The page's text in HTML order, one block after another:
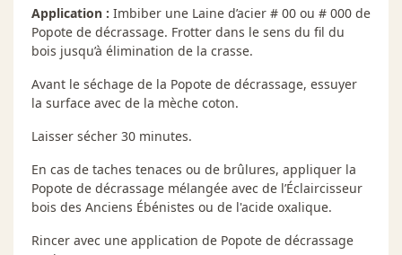
Application : Imbiber une Laine d’acier # 00 ou # 000 de
Popote de décrassage. Frotter dans le sens du fil du
bois jusqu’à élimination de la crasse.
Avant le séchage de la Popote de décrassage, essuyer
la surface avec de la mèche coton.
Laisser sécher 30 minutes.
En cas de taches tenaces ou de brûlures, appliquer la
Popote de décrassage mélangée avec de l’Éclaircisseur
bois des Anciens Ébénistes ou de l'acide oxalique.
Rincer avec une application de Popote de décrassage